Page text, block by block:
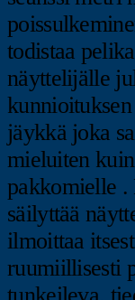
todistaa
näyttelijälle
jäykkä joka
mieluiten
pakkomielle
säilyttää
ilmoittaa
ruumiillisesti